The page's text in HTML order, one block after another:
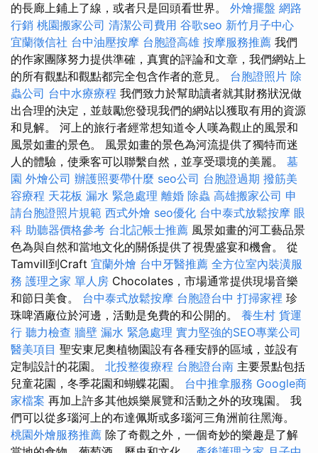
的長廊上鋪上了線，或者只是回頭看世界。 外燴擺盤 網路
行銷 桃園搬家公司 清潔公司費用 谷歌seo 新竹月子中心
宜蘭徵信社 台中油壓按摩 台胞證高雄 按摩服務推薦 我們
的作家團隊努力提供準確，真實的評論和文章，我們網站上
的所有觀點和觀點都完全包含作者的意見。 台胞證照片 除
蟲公司 台中水療療程 我們致力於幫助讀者就其財務狀況做
出合理的決定，並鼓勵您發現我們的網站以獲取有用的資源
和見解。 河上的旅行者經常想知道令人嘆為觀止的風景和
風景如畫的景色。 風景如畫的景色為河流提供了獨特而迷
人的體驗，使乘客可以聯繫自然，並享受環境的美麗。 墓
園 外燴公司 辦護照要帶什麼 seo公司 台胞證過期 撥筋美
容療程 天花板 漏水 緊急處理 離婚 除蟲 高雄搬家公司 申
請台胞證照片規範 西式外燴 seo優化 台中泰式放鬆按摩 眼
科 助聽器價格參考 台北記帳士推薦 風景如畫的河工藝品景
色為與自然和當地文化的關係提供了視覺盛宴和機會。 從
Tamvill到Craft 宜蘭外燴 台中牙醫推薦 全方位室內裝潢服
務 護理之家 單人房 Chocolates，市場通常提供現場音樂
和節日美食。 台中泰式放鬆按摩 台胞證台中 打掃家裡 珍
珠啤酒廠位於河邊，活動是免費的和公開的。 養生村 貨運
行 聽力檢查 牆壁 漏水 緊急處理 實力堅強的SEO專業公司
醫美項目 聖安東尼奧植物園設有各種安靜的區域，並設有
定制設計的花園。 北投整復療程 台胞證台南 主要景點包括
兒童花園，冬季花園和蝴蝶花園。 台中推拿服務 Google商
家檔案 再加上許多其他娛樂展覽和活動之外的玫瑰園。 我
們可以從多瑙河上的布達佩斯或多瑙河三角洲前往黑海。
桃園外燴服務推薦 除了奇觀之外，一個奇妙的樂趣是了解